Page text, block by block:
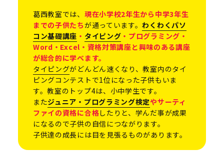
葛西教室では、 現在小学校2年生から中学3年生
までの子供たちが通っています。わくわくパソ
コン基礎講座 ・ タイピング ・プログラミング・
Word・Excel・資格対策講座と興味のある講座
が総合的に学べます。
タイピングがどんどん速くなり、教室内のタイ
ピングコンテストで1位になった子供もいま
す。教室のトップ4は、小中学生です。
またジュニア・プログラミング検定やサーティ
ファイの資格に合格したりと、学んだ事が成果
になるので子供の自信につながります。
子供達の成長には目を見張るものがあります。